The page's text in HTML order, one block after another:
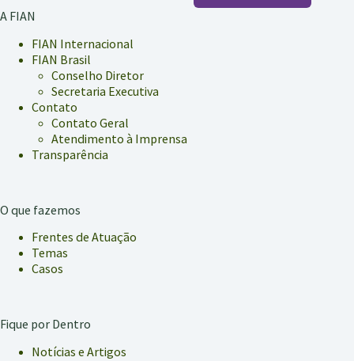
A FIAN
FIAN Internacional
FIAN Brasil
Conselho Diretor
Secretaria Executiva
Contato
Contato Geral
Atendimento à Imprensa
Transparência
O que fazemos
Frentes de Atuação
Temas
Casos
Fique por Dentro
Notícias e Artigos